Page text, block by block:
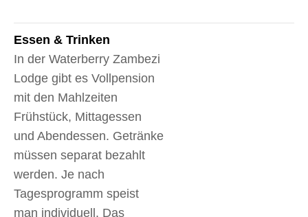
Essen & Trinken
In der Waterberry Zambezi
Lodge gibt es Vollpension
mit den Mahlzeiten
Frühstück, Mittagessen
und Abendessen. Getränke
müssen separat bezahlt
werden. Je nach
Tagesprogramm speist
man individuell. Das